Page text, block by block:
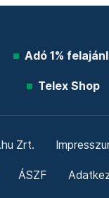
Adó 1%
Telex Shop
Zrt.
ÁSZF